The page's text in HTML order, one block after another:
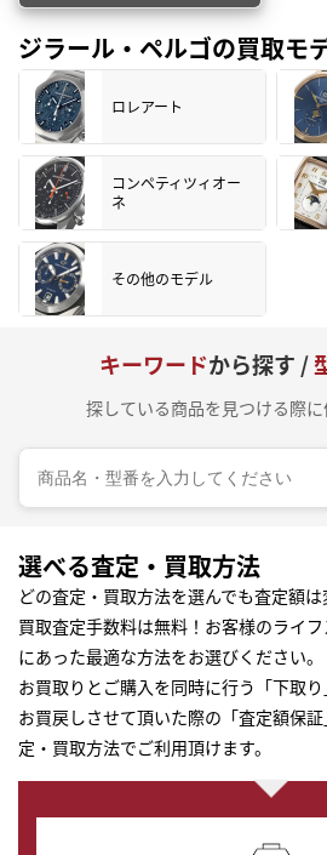
ジラール・ペルゴの買取モ
ロレアート
コンペティツィオー
ネ
その他のモデル
キーワードから探す /
探している商品を見つける際に
選べる査定・買取方法
どの査定・買取方法を選んでも査定額は
買取査定手数料は無料！お客様のライ
にあった最適な方法をお選びください。
お買取りとご購入を同時に行う「下取
お買戻しさせて頂いた際の「査定額保
定・買取方法でご利用頂けます。